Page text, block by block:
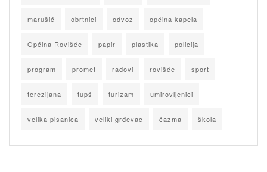
marušić obrtnici odvoz općina kapela
Općina Rovišće papir plastika policija
program promet radovi rovišće sport
terezijana tupš turizam umirovljenici
velika pisanica veliki grđevac čazma škola